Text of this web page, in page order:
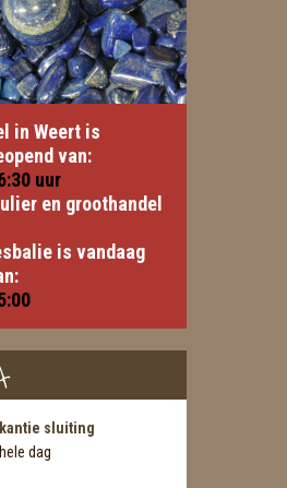
in Weert is
van:
uur
en groothandel
is vandaag
sluiting
dag